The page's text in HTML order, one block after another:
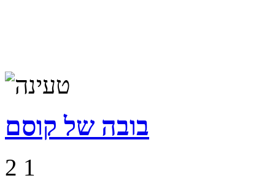
בובה של קוסם
2 1